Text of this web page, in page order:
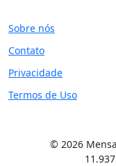
Sobre nós
Contato
Privacidade
Termos de Uso
© 2026